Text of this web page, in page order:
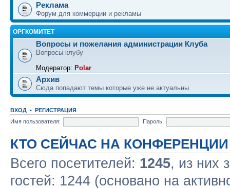
Реклама
Форум для коммерции и рекламы
ОРГКОМИТЕТ
Вопросы и пожелания администрации Клуба
Вопросы клубу
Модератор: Polar
Архив
Сюда попадают темы которые уже не актуальны
ВХОД • РЕГИСТРАЦИЯ
Имя пользователя:
Пароль:
КТО СЕЙЧАС НА КОНФЕРЕНЦИИ
Всего посетителей: 1245, из них
гостей: 1244 (основано на